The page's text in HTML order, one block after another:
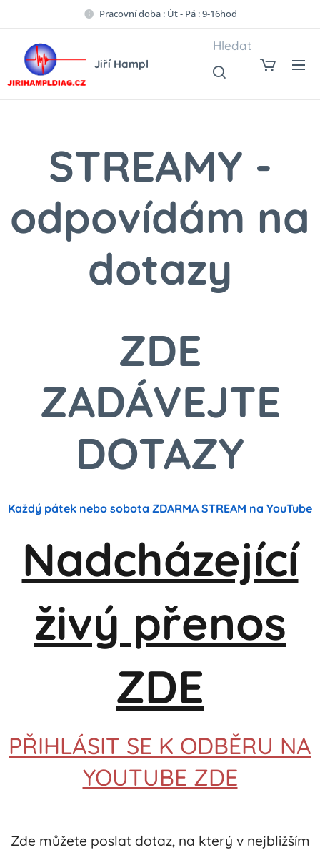
Pracovní doba : Út - Pá : 9-16hod
Jiří Hampl
Hledat
STREAMY -
odpovídám na
dotazy
ZDE
ZADÁVEJTE
DOTAZY
Každý pátek nebo sobota ZDARMA STREAM na YouTube
Nadcházející
živý přenos
ZDE
PŘIHLÁSIT SE K ODBĚRU NA
YOUTUBE ZDE
Zde můžete poslat dotaz, na který v nejbližším